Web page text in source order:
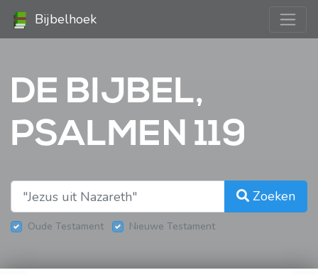
Bijbelhoek
DE BIJBEL,
PSALMEN 119
Zoeken
Oude Testament Nieuwe Testament